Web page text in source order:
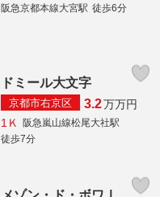
阪急京都本線大宮駅 徒歩6分
ドミール大文字
京都市右京区 3.2万万円
1Ｋ
阪急嵐山線松尾大社駅
徒歩7分